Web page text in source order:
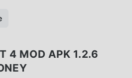
4 MOD APK 1.2.6